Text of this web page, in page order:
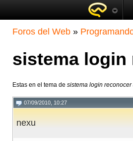
Foros del Web »
sistema login
Estas en el tema de sistema login
07/09/2010, 10:27
nexu